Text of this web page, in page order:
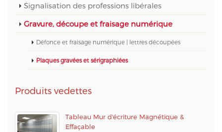
Signalisation des professions libérales
Gravure, découpe et fraisage numérique
Défonce et fraisage numérique | lettres découpées
Plaques gravées et sérigraphiées
Produits vedettes
Tableau Mur d'écriture Magnétique &
Effaçable